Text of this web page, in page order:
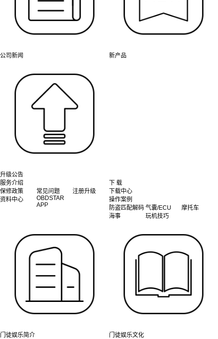
公司新闻 新产品
升级公告
服务介绍
保修政策
常见问题
注册升级
资料中心
OBDSTAR
APP
下 载
下载中心
操作案例
防盗匹配解码 气囊/ECU
摩托车
海事
玩机技巧
门徒娱乐简介 门徒娱乐文化